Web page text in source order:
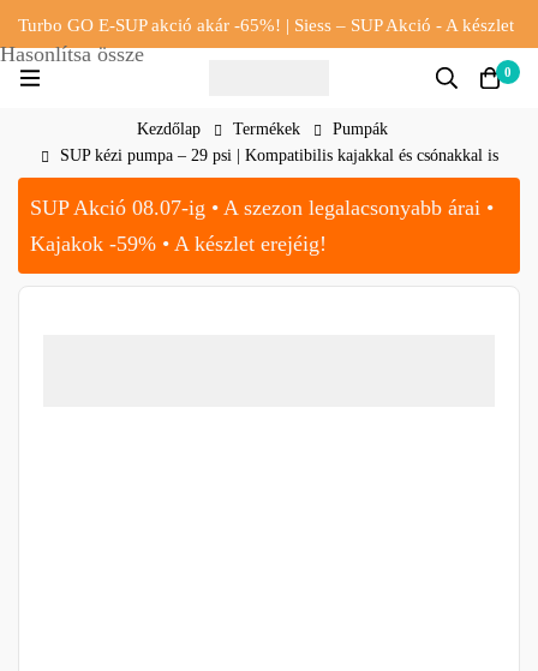
Turbo GO E-SUP akció akár -65%! | Siess – SUP Akció - A készlet
erejéig!!
0
Kezdőlap Termékek
Pumpák
SUP kézi pumpa – 29 psi | Kompatibilis kajakkal és csónakkal is
SUP Akció 08.07-ig • A szezon legalacsonyabb árai •
Kajakok -59% • A készlet erejéig!
Hasonlítsa össze